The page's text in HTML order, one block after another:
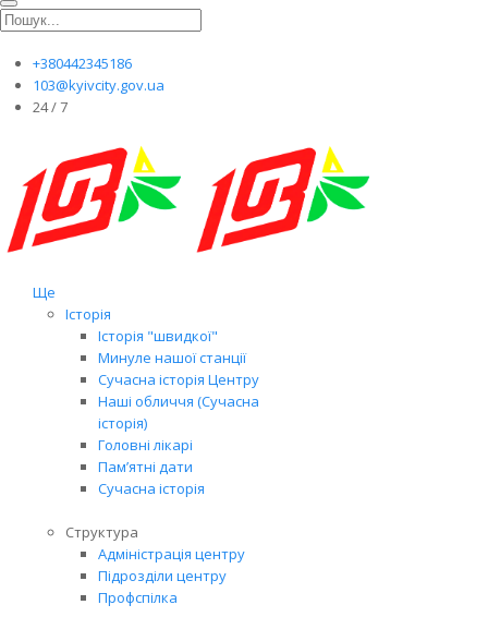
+380442345186
103@kyivcity.gov.ua
24 / 7
Ще
Історія
Історія "швидкої"
Минуле нашої станції
Сучасна історія Центру
Наші обличчя (Сучасна
історія)
Головні лікарі
Пам’ятні дати
Сучасна історія
Структура
Адміністрація центру
Підрозділи центру
Профспілка